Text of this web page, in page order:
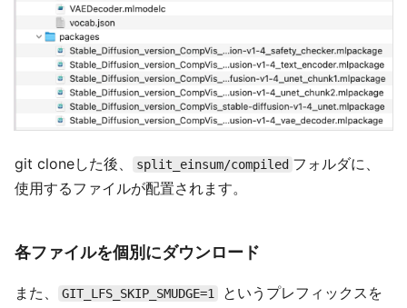
git cloneした後、 split_einsum/compiled フォルダに、
使用するファイルが配置されます。
各ファイルを個別にダウンロード
また、 GIT_LFS_SKIP_SMUDGE=1
というプレフィックスを